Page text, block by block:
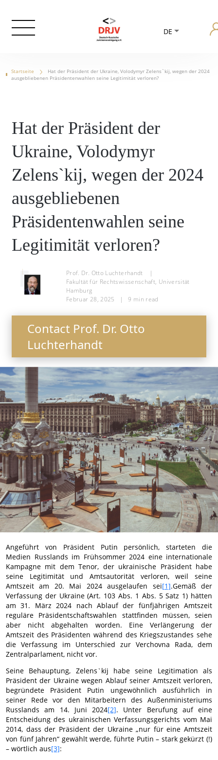
DE
Startseite
Hat der Präsident der Ukraine, Volodymyr Zelens`kij, wegen der 2024
ausgebliebenen Präsidentenwahlen seine Legitimität verloren?
Hat der Präsident der
Ukraine, Volodymyr
Zelens`kij, wegen der 2024
ausgebliebenen
Präsidentenwahlen seine
Legitimität verloren?
Prof. Dr. Otto Luchterhandt
|
Fakultät für Rechtswissenschaft, Universität
Hamburg
Februar 28, 2025
| 9 min read
Contact Prof. Dr. Otto
Luchterhandt
Angeführt von Präsident Putin persönlich, starteten die
Medien Russlands im Frühsommer 2024 eine internationale
Kampagne mit dem Tenor, der ukrainische Präsident habe
seine Legitimität und Amtsautorität verloren, weil seine
Amtszeit am 20. Mai 2024 ausgelaufen sei[1].Gemäß der
Verfassung der Ukraine (Art. 103 Abs. 1 Abs. 5 Satz 1) hätten
am 31. März 2024 nach Ablauf der fünfjährigen Amtszeit
reguläre Präsidentschaftswahlen stattfinden müssen, seien
aber nicht abgehalten worden. Eine Verlängerung der
Amtszeit des Präsidenten während des Kriegszustandes sehe
die Verfassung im Unterschied zur Verchovna Rada, dem
Zentralparlament, nicht vor.
Seine Behauptung, Zelens`kij habe seine Legitimation als
Präsident der Ukraine wegen Ablauf seiner Amtszeit verloren,
begründete Präsident Putin ungewöhnlich ausführlich in
seiner Rede vor den Mitarbeitern des Außenministeriums
Russlands am 14. Juni 2024[2]. Unter Berufung auf eine
Entscheidung des ukrainischen Verfassungsgerichts vom Mai
2014, dass der Präsident der Ukraine „nur für eine Amtszeit
von fünf Jahren“ gewählt werde, führte Putin – stark gekürzt (!)
– wörtlich aus[3]: